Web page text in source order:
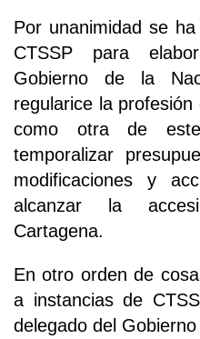
Por unanimidad se
CTSSP para
Gobierno de la
regularice la
como otra de
temporalizar
modificaciones y
alcanzar la
Cartagena.
En otro orden de
a instancias de
delegado del